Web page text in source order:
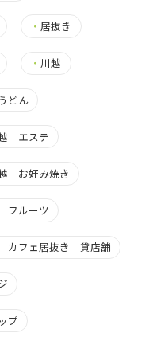
・居抜き
・ 川越
どん
エステ
お好み焼き
ルーツ
カフェ居抜き 貸店舗
プ